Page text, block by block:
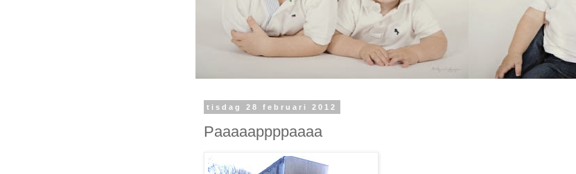
tisdag 28 februari 2012
Paaaaappppaaaa